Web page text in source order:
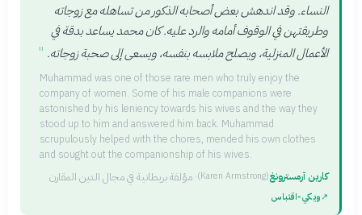
النساء. وقد اندهش بعض أصحابه الذكور من تساهله مع زوجاته
وطريقتهن في الوقوف أمامه والرد عليه. كان محمد يساعد بدقة في
الأعمال المنزلية، ويصلح ملابسه بنفسه، ويسعى إلى صحبة زوجاته. "
Muhammad was one of those rare men who truly enjoy the
company of women. Some of his male companions were
astonished by his leniency towards his wives and the way they
stood up to him and answered him back. Muhammad
scrupulously helped with the chores, mended his own clothes
and sought out the companionship of his wives.
كارين آرمسترونغ
(Karen Armstrong)
· مؤلفة بريطانية في مجال الدين المقارن
↗ويكي‑اقتباس